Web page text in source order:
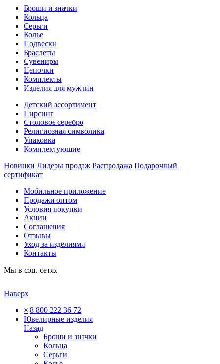
Броши и значки
Кольца
Серьги
Колье
Подвески
Браслеты
Сувениры
Цепочки
Комплекты
Изделия для мужчин
Детский ассортимент
Пирсинг
Столовое серебро
Религиозная символика
Упаковка
Комплектующие
Новинки Лидеры продаж Распродажа Подарочный
сертификат
Мобильное приложение
Продажи оптом
Условия покупки
Акции
Соглашения
Отзывы
Уход за изделиями
Контакты
Мы в соц. сетях
Наверх
× 8 800 222 36 72
Ювелирные изделия
Назад
Броши и значки
Кольца
Серьги